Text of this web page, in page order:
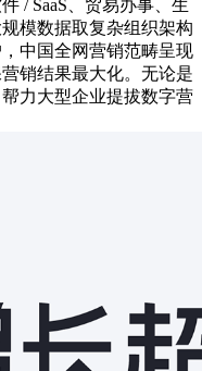
/ SaaS、贸易办事、生
模数据取复杂组织架构
中国全网营销范畴呈现
销结果最大化。无论是
力大型企业提拔数字营